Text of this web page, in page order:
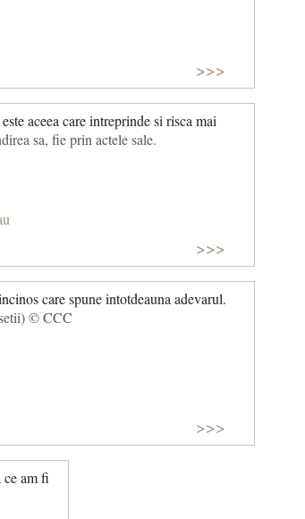
>>>
aceea care intreprinde si risca mai
sa, fie prin actele sale.
>>>
care spune intotdeauna adevarul.
© CCC
>>>
ce am fi